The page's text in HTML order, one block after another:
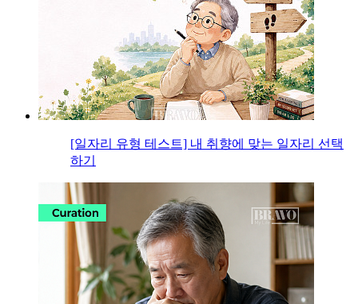
[일자리 유형 테스트] 내 취향에 맞는 일자리 선택
하기